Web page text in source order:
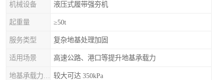
机械设备 液压式履带强夯机
起重量 ≥50t
服务类型 复杂地基处理加固
适用场景 高速公路、港口等提升地基承载力
较大可达 350kPa